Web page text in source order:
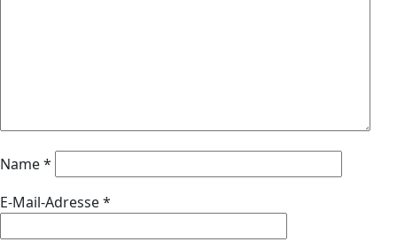
Name*
E-Mail-Adresse*